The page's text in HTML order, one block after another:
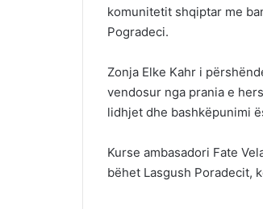
komunitetit shqiptar me
Pogradeci.
Zonja Elke Kahr i
vendosur nga prania e
lidhjet dhe bashkëpunimi
Kurse ambasadori Fate
bëhet Lasgush Poradecit,